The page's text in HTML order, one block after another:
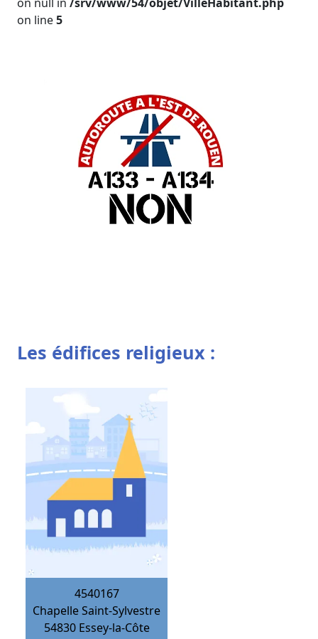
on line5
Les édifices religieux :
4540167
Chapelle Saint-Sylvestre
54830 Essey-la-Côte